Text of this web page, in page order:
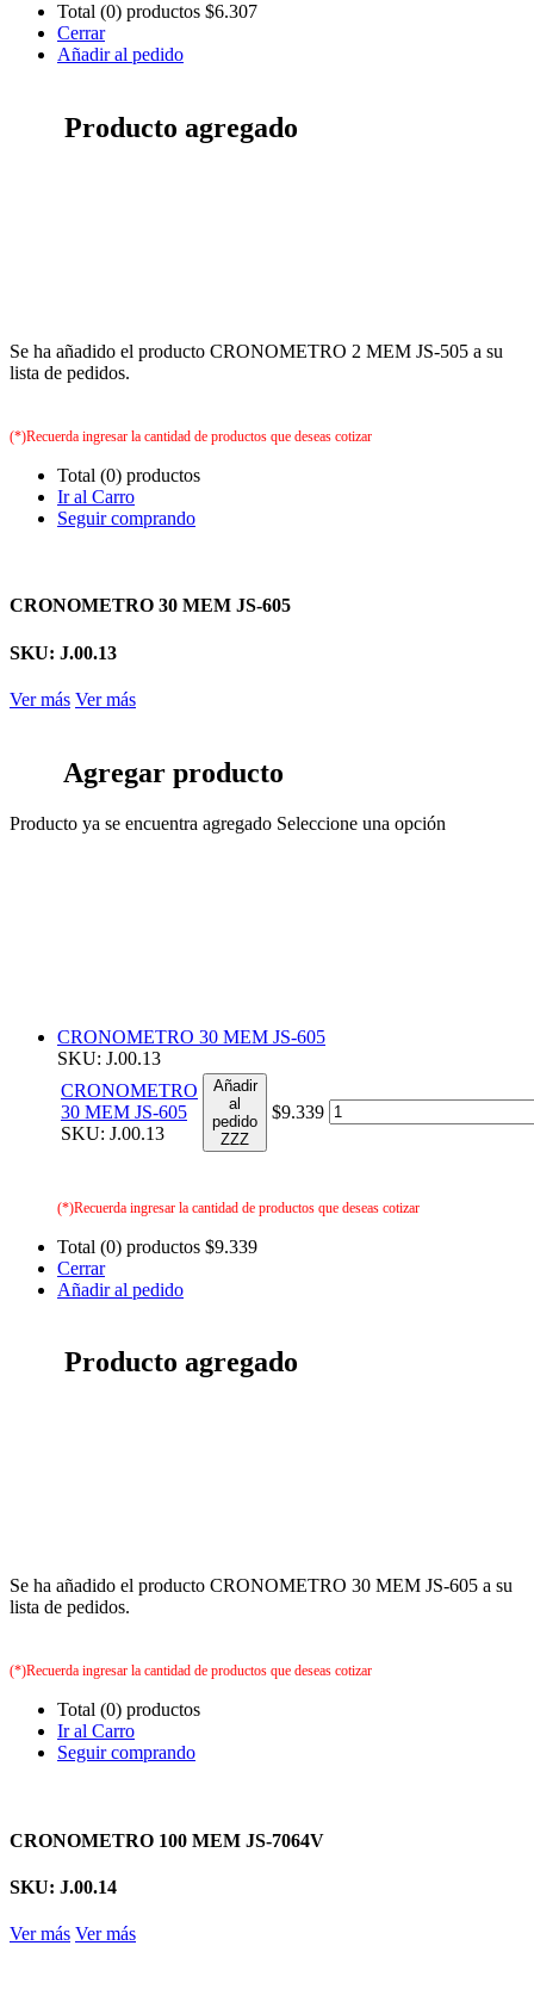
Total (0) productos $6.307
Cerrar
Añadir al pedido
Producto agregado
Se ha añadido el producto CRONOMETRO 2 MEM JS-505 a su
lista de pedidos.
(*)Recuerda ingresar la cantidad de productos que deseas cotizar
Total (0) productos
Ir al Carro
Seguir comprando
CRONOMETRO 30 MEM JS-605
SKU: J.00.13
Ver más Ver más
Agregar producto
Producto ya se encuentra agregado Seleccione una opción
CRONOMETRO 30 MEM JS-605
SKU: J.00.13
CRONOMETRO
30 MEM JS-605
SKU: J.00.13
Añadir
al
pedido
ZZZ
$9.339
(*)Recuerda ingresar la cantidad de productos que deseas cotizar
Total (0) productos $9.339
Cerrar
Añadir al pedido
Producto agregado
Se ha añadido el producto CRONOMETRO 30 MEM JS-605 a su
lista de pedidos.
(*)Recuerda ingresar la cantidad de productos que deseas cotizar
Total (0) productos
Ir al Carro
Seguir comprando
CRONOMETRO 100 MEM JS-7064V
SKU: J.00.14
Ver más Ver más